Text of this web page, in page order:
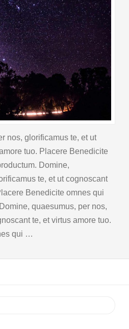
nos, glorificamus te, et ut
tuo. Placere Benedicite
Domine,
te, et ut cognoscant
Benedicite omnes qui
quaesumus, per nos,
te, et virtus amore tuo.
qui …